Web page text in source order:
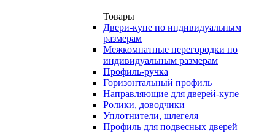
Товары
Двери-купе по индивидуальным
размерам
Межкомнатные перегородки по
индивидуальным размерам
Профиль-ручка
Горизонтальный профиль
Направляющие для дверей-купе
Ролики, доводчики
Уплотнители, шлегеля
Профиль для подвесных дверей